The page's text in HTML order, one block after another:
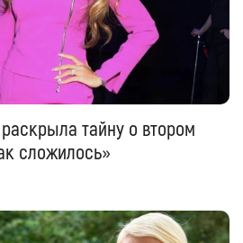
тайну о втором
сложилось»